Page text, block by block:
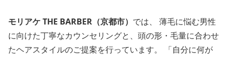
モリアケ THE BARBER（京都市） では、 薄毛に悩む男性
に向けた丁寧なカウンセリングと、頭の形・毛量に合わせ
たヘアスタイルのご提案を行っています。 「自分に何が